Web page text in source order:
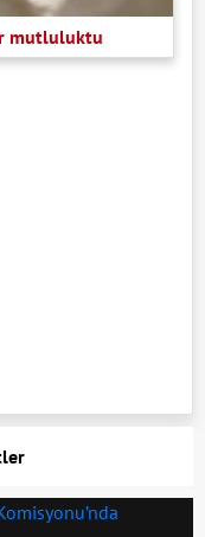
mutluluktu